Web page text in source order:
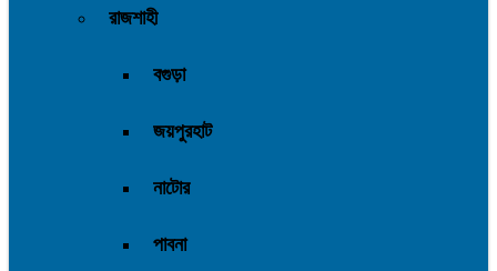
রাজশাহী
বগুড়া
জয়পুরহাট
নাটোর
পাবনা